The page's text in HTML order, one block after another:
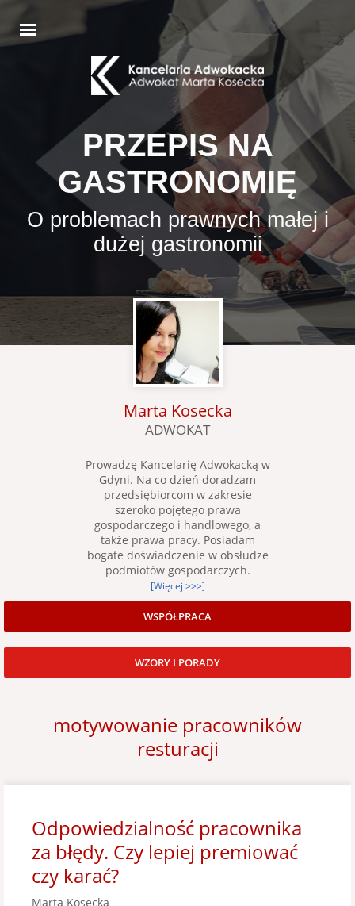
PRZEPIS NA
GASTRONOMIĘ
O problemach prawnych małej i
dużej gastronomii
Marta Kosecka
ADWOKAT
Prowadzę Kancelarię Adwokacką w
Gdyni. Na co dzień doradzam
przedsiębiorcom w zakresie
szeroko pojętego prawa
gospodarczego i handlowego, a
także prawa pracy. Posiadam
bogate doświadczenie w obsłudze
podmiotów gospodarczych.
[Więcej >>>]
WSPÓŁPRACA
WZORY I PORADY
motywowanie pracowników
resturacji
Odpowiedzialność pracownika
za błędy. Czy lepiej premiować
czy karać?
Marta Kosecka